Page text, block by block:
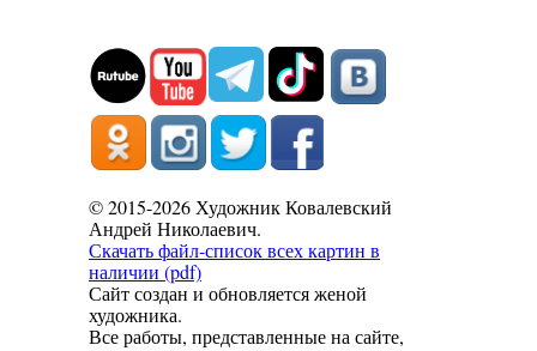
© 2015-2026 Художник Ковалевский
Андрей Николаевич.
Скачать файл-список всех картин в
наличии (pdf)
Сайт создан и обновляется женой
художника.
Все работы, представленные на сайте,